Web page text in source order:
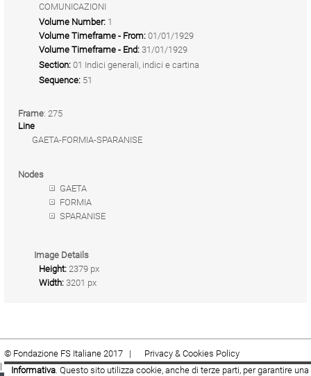
COMUNICAZIONI
Volume Number: 1
Volume Timeframe - From: 01/01/1929
Volume Timeframe - End: 31/01/1929
Section: 01 Indici generali, indici e cartina
Sequence: 51
Frame: 275
Line
GAETA-FORMIA-SPARANISE
Nodes
GAETA
FORMIA
SPARANISE
Image Details
Height: 2379 px
Width: 3201 px
© Fondazione FS Italiane 2017 |
Privacy & Cookies Policy
|Cookie|Termini e condizioni
Informativa. Questo sito utilizza cookie, anche di terze parti, per garantire una